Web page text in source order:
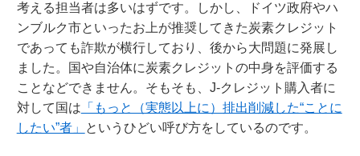
考える担当者は多いはずです。しかし、ドイツ政府やハ
ンブルク市といったお上が推奨してきた炭素クレジット
であっても詐欺が横行しており、後から大問題に発展し
ました。国や自治体に炭素クレジットの中身を評価する
ことなどできません。そもそも、J-クレジット購入者に
対して国は 「もっと（実態以上に）排出削減した“ことに
したい”者」
というひどい呼び方をしているのです。